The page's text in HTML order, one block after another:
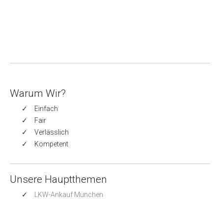
Warum Wir?
Einfach
Fair
Verlässlich
Kompetent
Unsere Hauptthemen
LKW-Ankauf München